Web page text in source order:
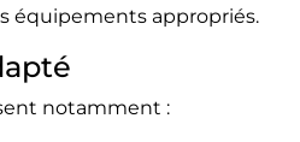
équipements appropriés.
notamment :